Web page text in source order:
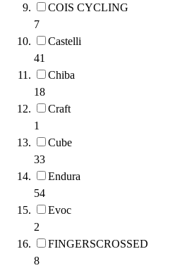
COIS CYCLING
7
Castelli
41
Chiba
18
Craft
1
Cube
33
Endura
54
Evoc
2
FINGERSCROSSED
8